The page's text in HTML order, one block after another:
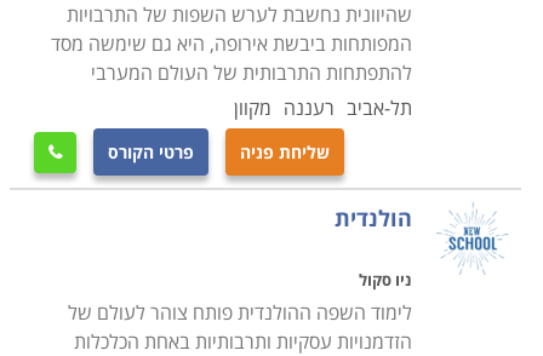
שהיוונית נחשבת לערש השפות של התרבויות
המפותחות ביבשת אירופה, היא גם שימשה מסד
להתפתחות התרבותית של העולם המערבי
תל-אביב רעננה מקוון
שליחת פניה פרטי הקורס 
הולנדית
ניו סקול
לימוד השפה ההולנדית פותח צוהר לעולם של
הזדמנויות עסקיות ותרבותיות באחת הכלכלות